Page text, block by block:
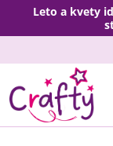
Leto a kvety